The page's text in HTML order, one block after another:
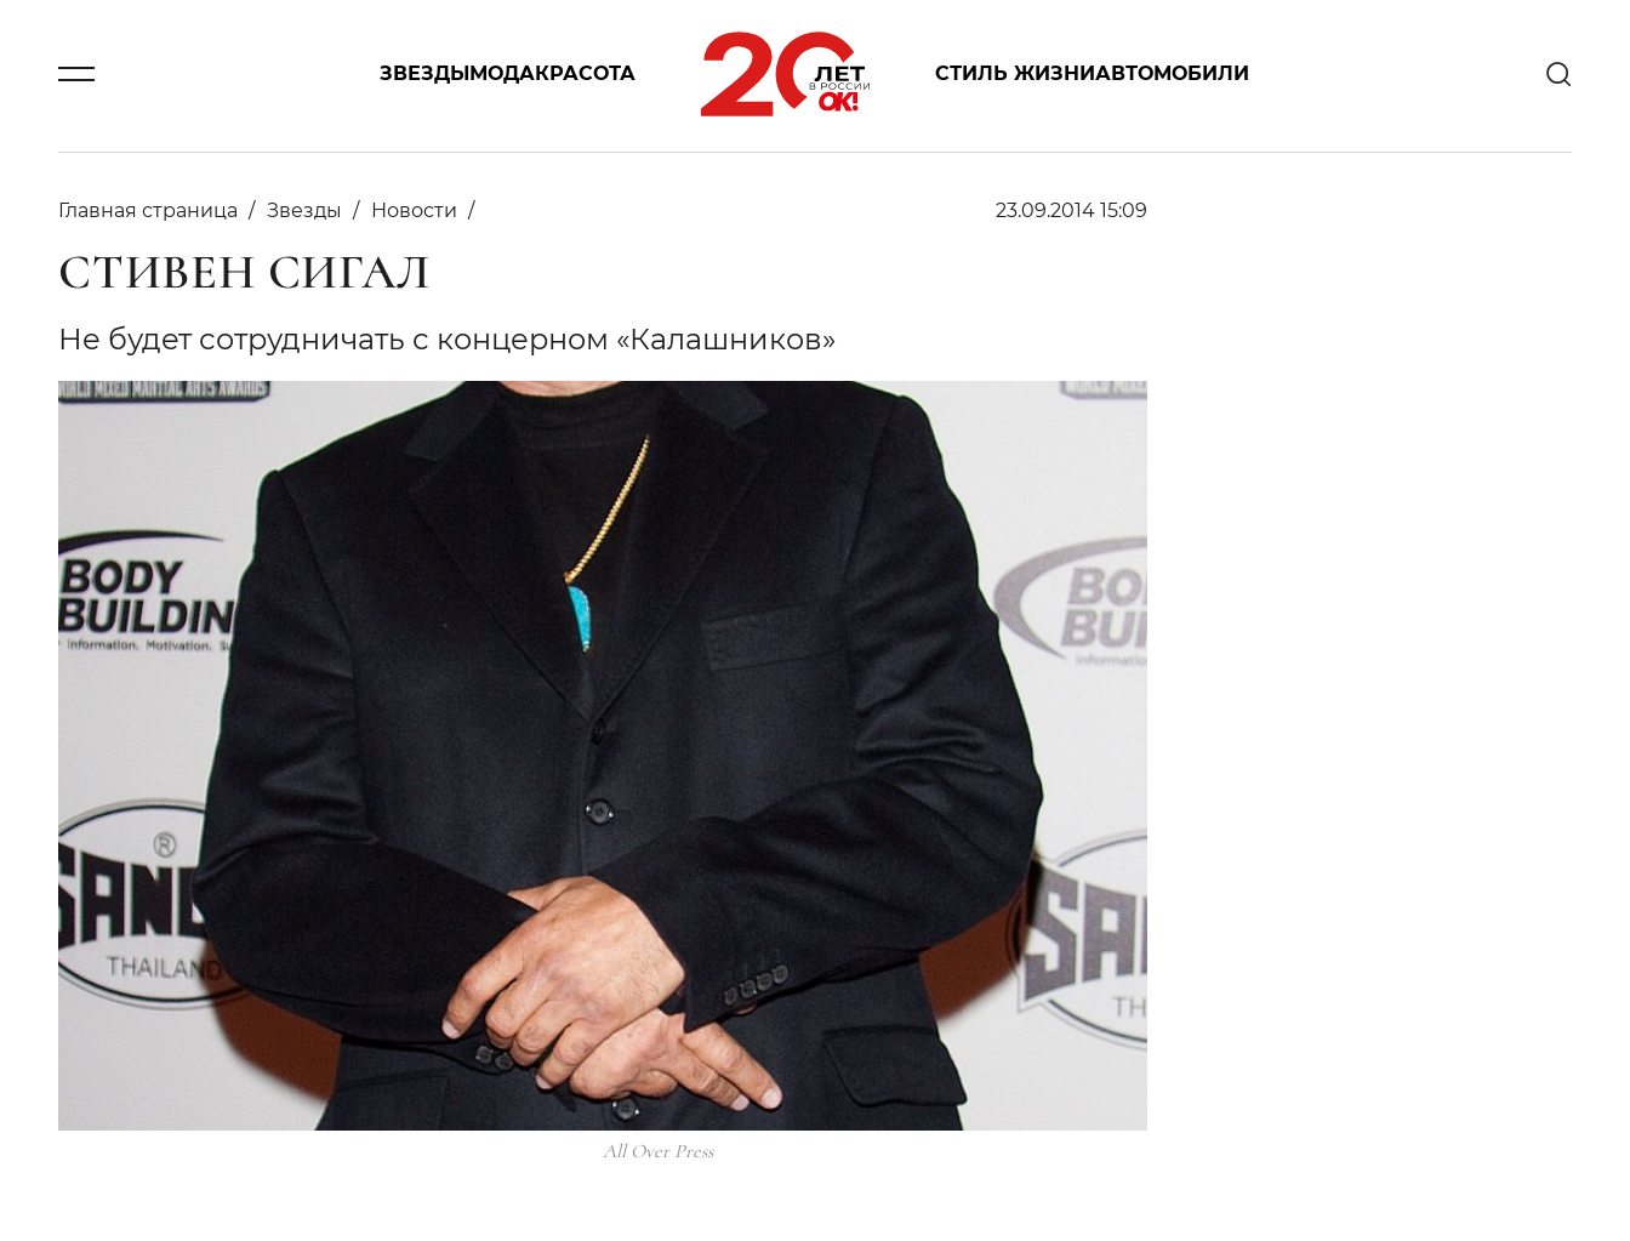
ЗВЕЗДЫМОДАКРАСОТА СТИЛЬ ЖИЗНИАВТОМОБИЛИ
Главная страница Звезды Новости 23.09.2014 15:09
СТИВЕН СИГАЛ
Не будет сотрудничать с концерном «Калашников»
All Over Press